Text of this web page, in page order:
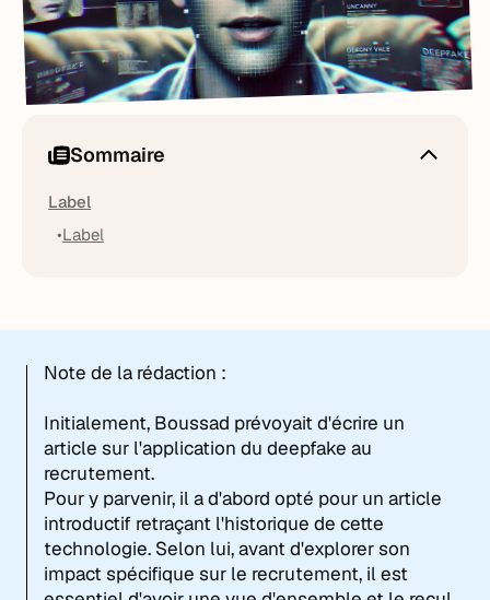
Sommaire
Label
Label
Note de la rédaction :
Initialement, Boussad prévoyait d'écrire un
article sur l'application du deepfake au
recrutement.
Pour y parvenir, il a d'abord opté pour un article
introductif retraçant l'historique de cette
technologie. Selon lui, avant d'explorer son
impact spécifique sur le recrutement, il est